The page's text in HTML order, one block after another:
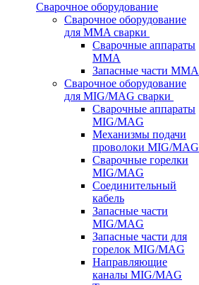
Сварочное оборудование
Сварочное оборудование
для MMA сварки
Сварочные аппараты
MMA
Запасные части MMA
Сварочное оборудование
для MIG/MAG сварки
Сварочные аппараты
MIG/MAG
Механизмы подачи
проволоки MIG/MAG
Сварочные горелки
MIG/MAG
Соединительный
кабель
Запасные части
MIG/MAG
Запасные части для
горелок MIG/MAG
Направляющие
каналы MIG/MAG